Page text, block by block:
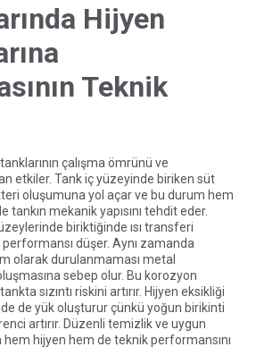
Hijyen
Teknik
çalışma ömrünü ve
etkiler. Tank iç yüzeyinde biriken süt
oluşumuna yol açar ve bu durum hem
mekanik yapısını tehdit eder.
biriktiğinde ısı transferi
düşer. Aynı zamanda
olarak durulanmaması metal
sebep olur. Bu korozyon
sızıntı riskini artırır. Hijyen eksikliği
de yük oluşturur çünkü yoğun birikinti
artırır. Düzenli temizlik ve uygun
hem hijyen hem de teknik performansını